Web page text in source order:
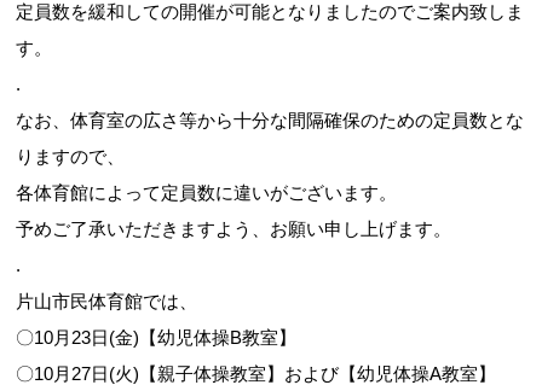
定員数を緩和しての開催が可能となりましたのでご案内致しま
す。
.
なお、体育室の広さ等から十分な間隔確保のための定員数とな
りますので、
各体育館によって定員数に違いがございます。
予めご了承いただきますよう、お願い申し上げます。
.
片山市民体育館では、
〇10月23日(金)【幼児体操B教室】
〇10月27日(火)【親子体操教室】および【幼児体操A教室】